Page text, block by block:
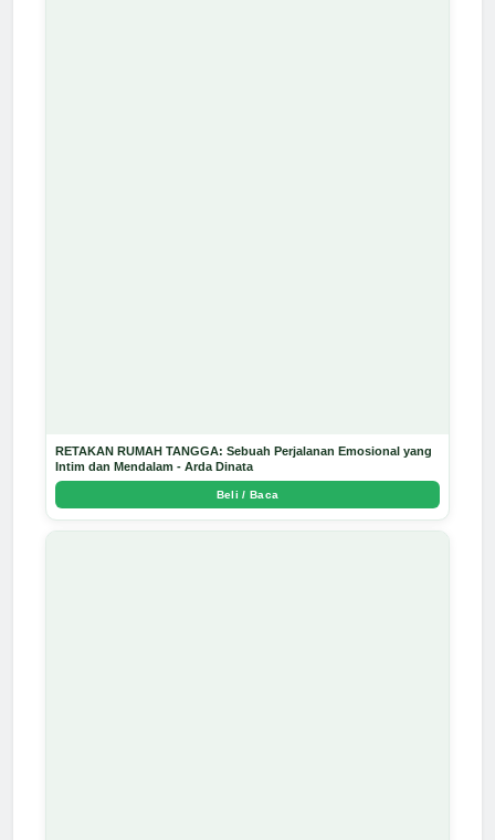
RETAKAN RUMAH TANGGA: Sebuah Perjalanan Emosional yang
Intim dan Mendalam - Arda Dinata
Beli / Baca